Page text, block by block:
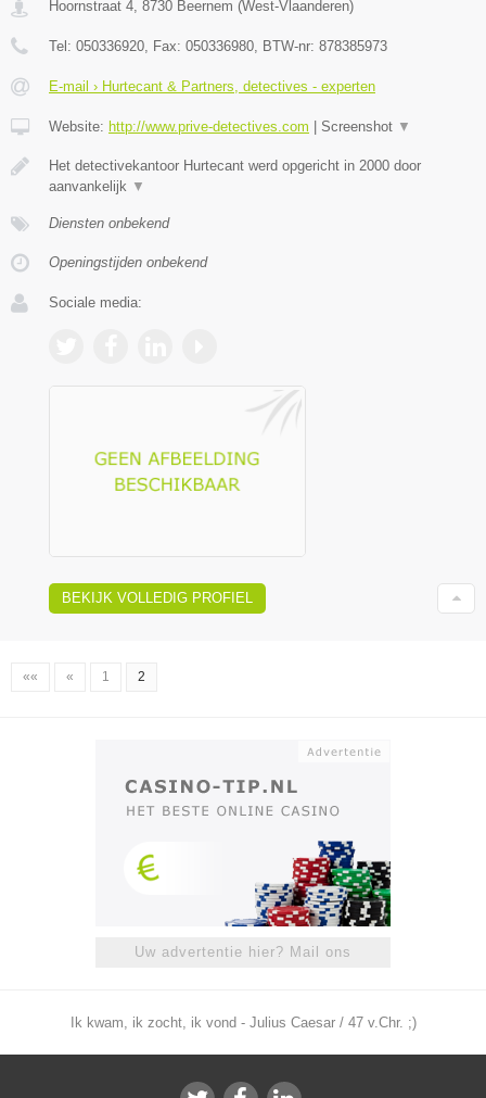
Hoornstraat 4 8730 Beernem (West-Vlaanderen)
Tel: 050336920 , Fax: 050336980 , BTW-nr: 878385973
E-mail › Hurtecant & Partners, detectives - experten
Website: http://www.prive-detectives.com Screenshot ▼
Het detectivekantoor Hurtecant werd opgericht in 2000 door
aanvankelijk ▼
Diensten onbekend
Openingstijden onbekend
Sociale media:
BEKIJK VOLLEDIG PROFIEL
«« « 1 2
Uw advertentie hier? Mail ons
Ik kwam, ik zocht, ik vond - Julius Caesar / 47 v.Chr. ;)